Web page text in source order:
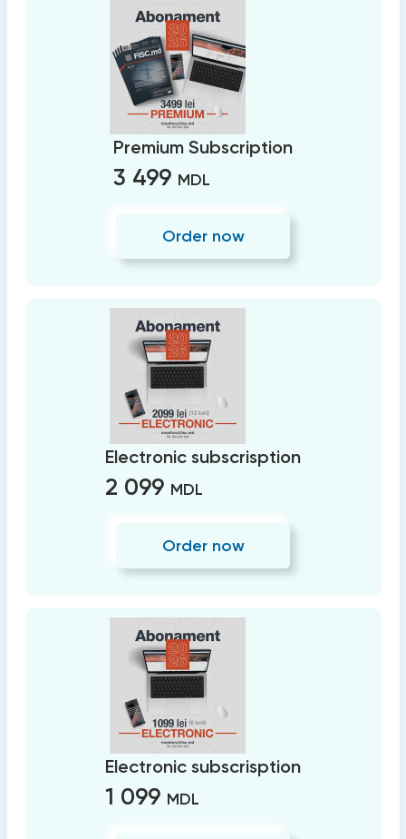
Premium Subscription
3 499 MDL
Order now
Electronic subscrisption
2 099 MDL
Order now
Electronic subscrisption
1 099 MDL